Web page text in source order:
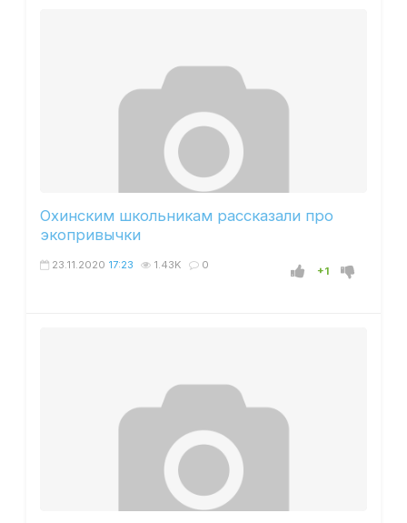
Охинским школьникам рассказали про
экопривычки
+1
23.11.2020 17:23 1.43K 0